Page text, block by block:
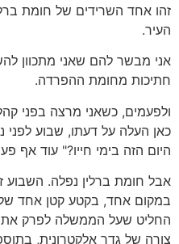
זהו אחד השרידים של חומת
העיר.
אני מבשר להם שאני מתכוון
חתיכות מחומת ההפרדה.
ולפעמים, כשאני מרצה בפני
כאן העלה על דעתו, שבוע
היום הזה בימי חייו?" עוד אף
אבל חומת ברלין נפלה. השבוע
במקום אחד, בקטע קטן אחד
החליט שעל הממשלה לפרק את
צורה של גדר אלקטרונית,